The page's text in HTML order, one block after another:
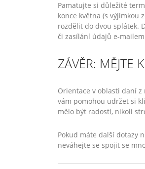
Pamatujte si důležité
konce května (s výjimkou
rozdělit do dvou splátek.
či zasílání údajů e-
ZÁVĚR: MĚJTE
Orientace v oblasti daní
vám pomohou udržet si
mělo být radostí, nikoli
Pokud máte další dotazy
neváhejte se spojit se